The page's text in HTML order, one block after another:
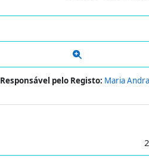
Responsável pelo Registo: Maria